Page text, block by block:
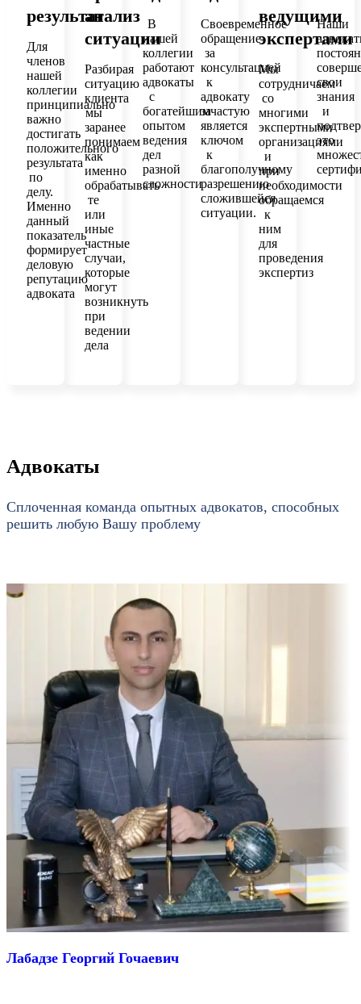
результат
Для
членов
нашей
коллегии
принципиально
важно
достигать
положительного
результата
по
делу.
Именно
данный
показатель
формирует
деловую
репутацию
адвоката
анализ
ситуации
Разбирая
ситуацию
клиента
мы
заранее
понимаем
как
именно
обрабатывать
те
или
иные
частные
случаи,
которые
могут
возникнуть
при
ведении
дела
В
нашей
коллегии
работают
адвокаты
с
богатейшим
опытом
ведения
дел
разной
сложности
Своевременное
обращение
за
консультацией
к
адвокату
зачастую
является
ключом
к
благополучному
разрешению
сложившейся
ситуации.
ведущими
экспертами
Мы
сотрудничаем
со
многими
экспертными
организациями
и
при
необходимости
обращаемся
к
ним
для
проведения
экспертиз
Наши
свои
знания
и
это
Адвокаты
Сплоченная команда опытных адвокатов, способных
решить любую Вашу проблему
Лабадзе Георгий Гочаевич